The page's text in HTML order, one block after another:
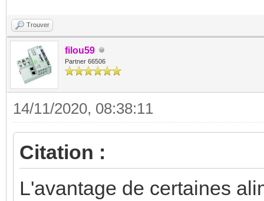
Trouver
filou59
Partner 66506
14/11/2020, 08:38:11
Citation :
L'avantage de certaines